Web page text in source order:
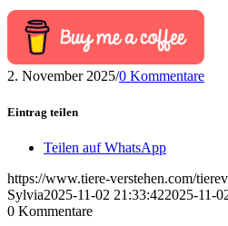
2. November 2025/0 Kommentare
Eintrag teilen
Teilen auf WhatsApp
https://www.tiere-verstehen.com/
Sylvia2025-11-02 21:33:422025-11-
0 Kommentare